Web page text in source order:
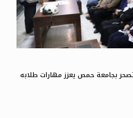
بجامعة حمص يعزز مهارات طلابه